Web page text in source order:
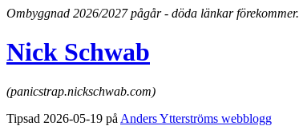
Ombyggnad 2026/2027 pågår - döda länkar förekommer.
Nick Schwab
(panicstrap.nickschwab.com)
Tipsad 2026-05-19 på Anders Ytterströms webblogg